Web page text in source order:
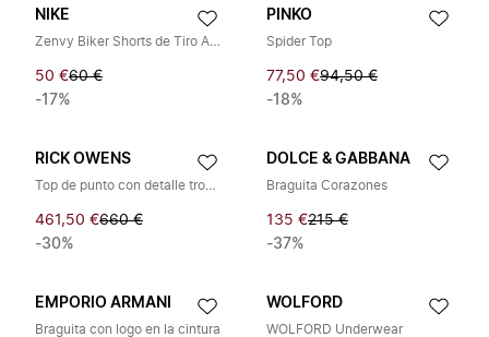
NIKE
Zenvy Biker Shorts de Tiro Alto de 13 cm
50 €60 €
-17%
PINKO
Spider Top
77,50 €94,50 €
-18%
RICK OWENS
Top de punto con detalle troquelado
461,50 €660 €
-30%
DOLCE & GABBANA
Braguita Corazones
135 €215 €
-37%
EMPORIO ARMANI
Braguita con logo en la cintura
WOLFORD
WOLFORD Underwear